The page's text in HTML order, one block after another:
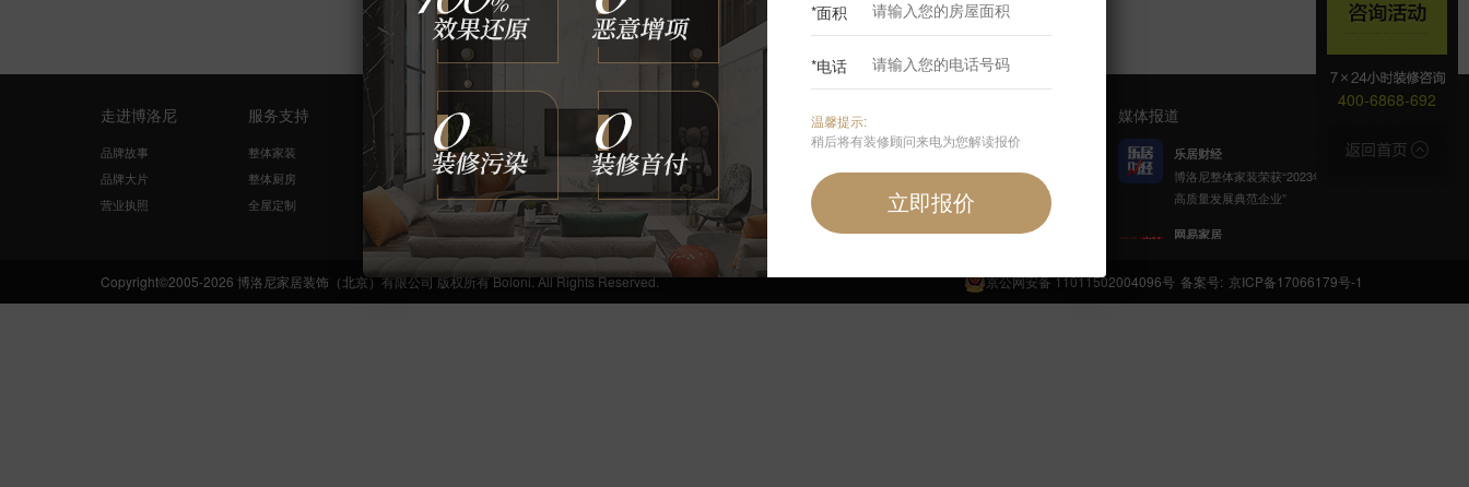
走进博洛尼
品牌故事
品牌大片
营业执照
服务支持
整体家装
整体厨房
全屋定制
量房设计
在线咨询
网络申请
咨询我们
400-6868-692
周一至周日 24小时免费服务热线
官方公众号
媒体报道
乐居财经
博洛尼整体家装荣获“2023年家居
高质量发展典范企业”
网易家居
呼吸计划」
Copyright©2005-2026 博洛尼家居装饰（北京）有限公司 版权所有 Boloni. All Rights Reserved. 备案号: 京ICP备17066179号-1
京公网安备 11011502004096号
400-6868-692
*面积
*电话
温馨提示:
稍后将有装修顾问来电为您解读报价